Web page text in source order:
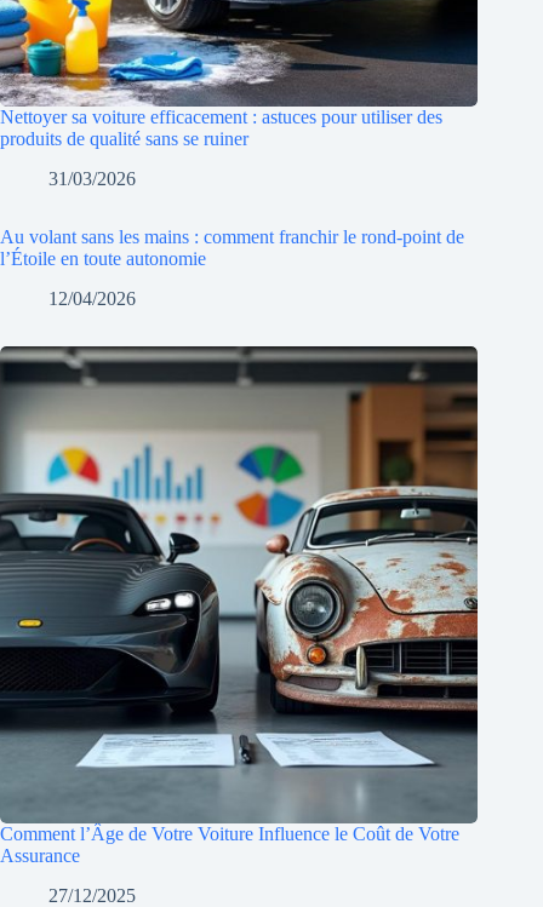
Nettoyer sa voiture efficacement : astuces pour utiliser des
produits de qualité sans se ruiner
31/03/2026
Au volant sans les mains : comment franchir le rond-point de
l’Étoile en toute autonomie
12/04/2026
Comment l’Âge de Votre Voiture Influence le Coût de Votre
Assurance
27/12/2025